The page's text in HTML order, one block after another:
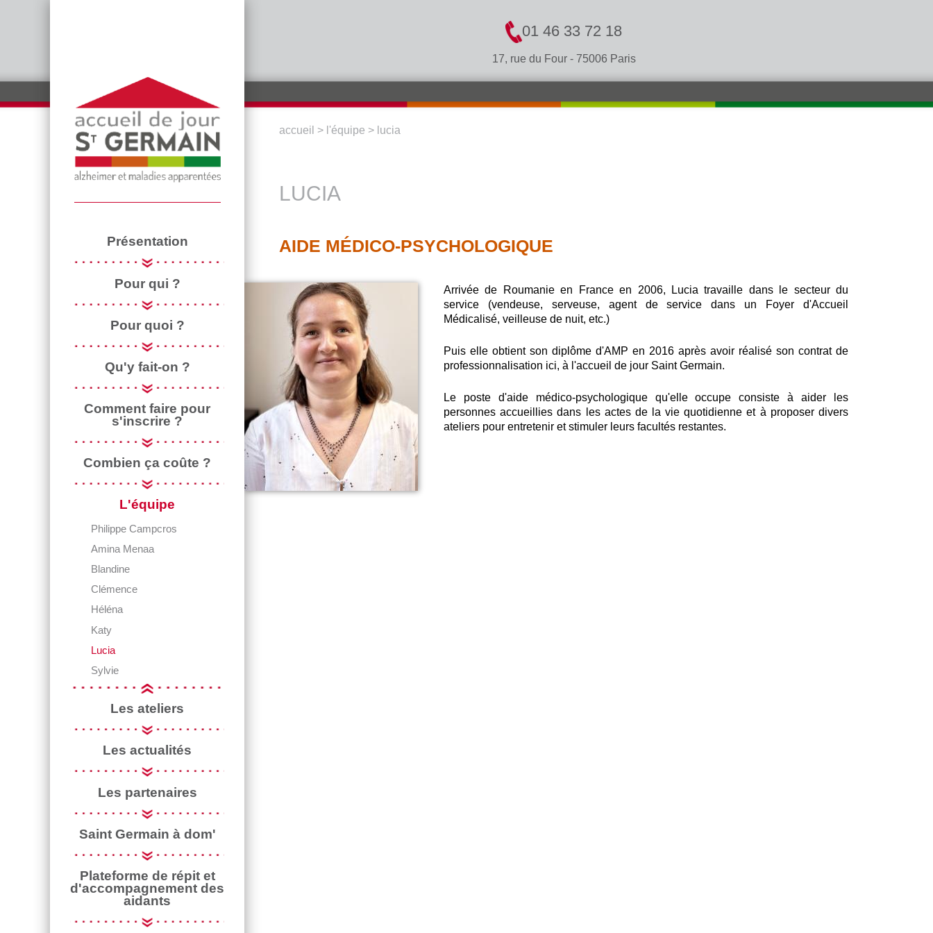
Présentation
Pour qui ?
Pour quoi ?
Qu'y fait-on ?
Comment faire pour
s'inscrire ?
Combien ça coûte ?
L'équipe
Philippe Campcros
Amina Menaa
Blandine
Clémence
Héléna
Katy
Lucia
Sylvie
Les ateliers
Les actualités
Les partenaires
Saint Germain à dom'
Plateforme de répit et
d'accompagnement des
aidants
01 46 33 72 18
17, rue du Four - 75006 Paris
accueil > l'équipe > lucia
LUCIA
AIDE MÉDICO-PSYCHOLOGIQUE
Arrivée de Roumanie en France en 2006, Lucia travaille dans le secteur du
service (vendeuse, serveuse, agent de service dans un Foyer d'Accueil
Médicalisé, veilleuse de nuit, etc.)
Puis elle obtient son diplôme d'AMP en 2016 après avoir réalisé son contrat de
professionnalisation ici, à l'accueil de jour Saint Germain.
Le poste d'aide médico-psychologique qu'elle occupe consiste à aider les
personnes accueillies dans les actes de la vie quotidienne et à proposer divers
ateliers pour entretenir et stimuler leurs facultés restantes.